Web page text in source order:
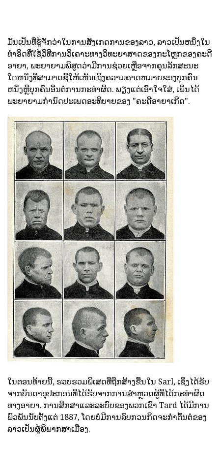
ມັນເປັນທີ່ຮູ້ຈັກວ່າໃນການສັງເກດການຂອງລາວ, ລາວເປັນຫນຶ່ງໃນ
ທໍາອິດທີ່ໃຊ້ວິທີການວິເຄາະທາງວິທະຍາສາດຂອງກະໂຫຼກຂອງຄະດີ
ອາຍາ, ພະຍາຍາມພິສູດວ່າມີການຊ່ວຍເຫຼືອຈາກຄຸນລັກສະນະ
ໃດຫນຶ່ງທີ່ສາມາດຊີ້ໃຫ້ເຫັນເຖິງຄວາມຄາດຫມາຍຂອງບຸກຄົນ
ຫນຶ່ງຫຼືບຸກຄົນອື່ນຕໍ່ການກະທໍາຜິດ. ພຽງແຕ່ເອົາໃຈໃສ່, ເພິ່ນໄດ້
ພະຍາຍາມກໍານົດປະເພດອະທິບາຍຂອງ "ຄະດີອາຍາເກີດ".
ໃນຕອນທ້າຍນີ້, ຮວບຮວມພິເສດທີ່ຖືກສ້າງຂື້ນໃນ Sarl, ເຊິ່ງໄດ້ຮັບ
ຈາກບັນດາອຸປະກອນທີ່ໄດ້ຮັບຈາກການສໍາຫຼວດຜູ້ທີ່ໄດ້ກະທໍາຜິດ
ທາງອາຍາ. ການສຶກສາແລະລະບົບຂອງພວກເຂົາ Tard ໄດ້ມີການ
ພົວພັນນັບຕັ້ງແຕ່ 1887, ໂດຍບໍ່ມີການລົບກວນກິດຈະກໍາຕົ້ນຕໍຂອງ
ລາວເປັນຜູ້ພິພາກສາເມືອງ.